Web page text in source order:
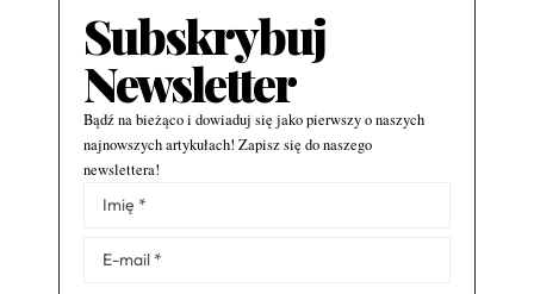
Subskrybuj
Newsletter
Bądź na bieżąco i dowiaduj się jako pierwszy o naszych
najnowszych artykułach! Zapisz się do naszego
newslettera!
Alternative: